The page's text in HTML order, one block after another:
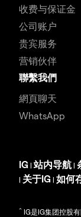
收费与保证金
公司账户
贵宾服务
营销伙伴
聯繫我們
網頁聊天
WhatsApp
IG |站内导航 |
| 关于IG | 如何
^ IG是IG集团控股